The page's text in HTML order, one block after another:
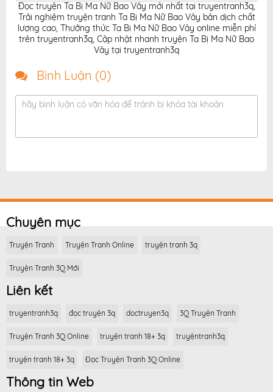
Đọc truyện Ta Bị Ma Nữ Bao Vây mới nhất tại truyentranh3q,
Trải nghiệm truyện tranh Ta Bị Ma Nữ Bao Vây bản dịch chất
lượng cao, Thưởng thức Ta Bị Ma Nữ Bao Vây online miễn phí
trên truyentranh3q, Cập nhật nhanh truyện Ta Bị Ma Nữ Bao
Vây tại truyentranh3q
Bình Luận (0)
hãy bình luận có văn hóa để tránh bị khóa tài khoản
Chuyên mục
Truyện Tranh Truyện Tranh Online truyện tranh 3q
Truyện Tranh 3Q Mới
Liên kết
truyentranh3q đọc truyện 3q doctruyen3q 3Q Truyện Tranh
Truyện Tranh 3Q Online truyện tranh 18+ 3q truyệntranh3q
truyện tranh 18+ 3q Đọc Truyện Tranh 3Q Online
Thông tin Web